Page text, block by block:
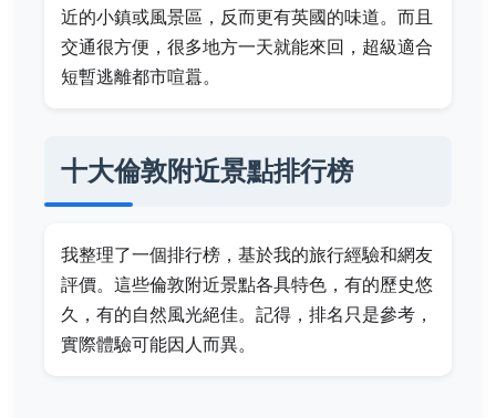
近的小鎮或風景區，反而更有英國的味道。而且
交通很方便，很多地方一天就能來回，超級適合
短暫逃離都市喧囂。
十大倫敦附近景點排行榜
我整理了一個排行榜，基於我的旅行經驗和網友
評價。這些倫敦附近景點各具特色，有的歷史悠
久，有的自然風光絕佳。記得，排名只是參考，
實際體驗可能因人而異。